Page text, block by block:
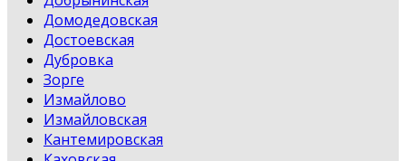
Домодедовская
Достоевская
Дубровка
Зорге
Измайлово
Измайловская
Кантемировская